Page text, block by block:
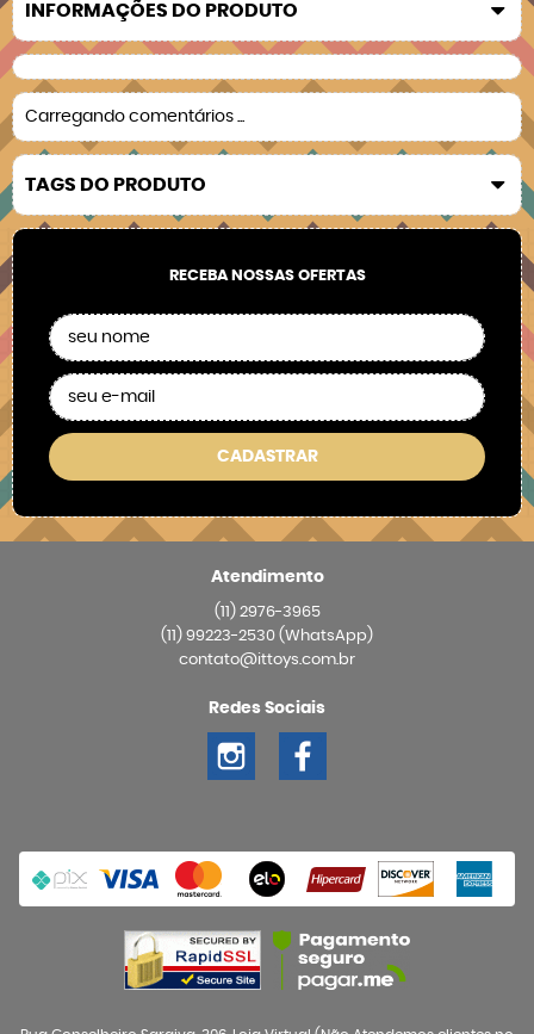
INFORMAÇÕES DO PRODUTO
Carregando comentários ...
TAGS DO PRODUTO
RECEBA NOSSAS OFERTAS
CADASTRAR
Atendimento
(11)2976-3965
(11) 99223-2530 (WhatsApp)
contato@ittoys.com.br
Redes Sociais